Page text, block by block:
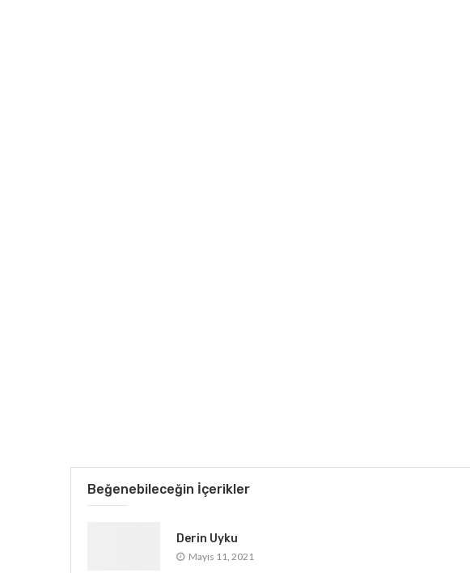
Beğenebileceğin İçerikler
Derin Uyku
Mayıs 11, 2021